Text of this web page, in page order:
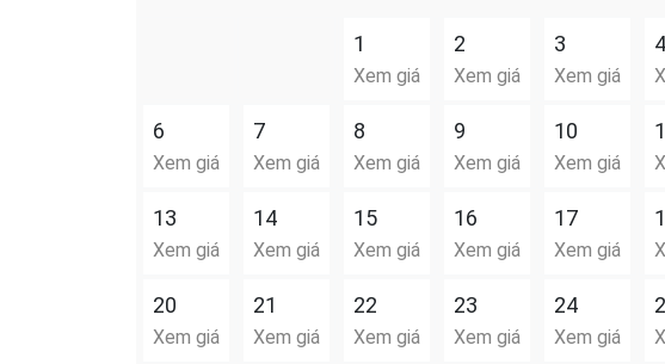
1
Xem giá
2
Xem giá
3
Xem giá
4
6
Xem giá
7
Xem giá
8
Xem giá
9
Xem giá
10
Xem giá
13
Xem giá
14
Xem giá
15
Xem giá
16
Xem giá
17
Xem giá
20
Xem giá
21
Xem giá
22
Xem giá
23
Xem giá
24
Xem giá